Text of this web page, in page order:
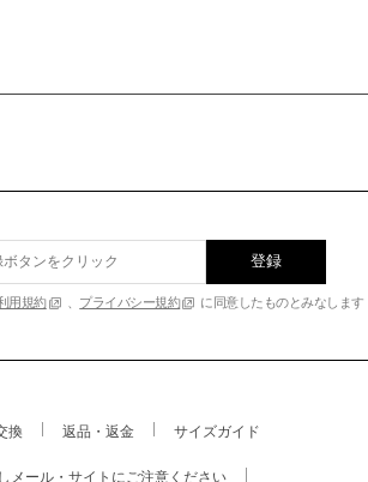
登録
用規約 、 プライバシー規約 に同意したものとみなします
換 返品・返金 サイズガイド
メール・サイトにご注意ください